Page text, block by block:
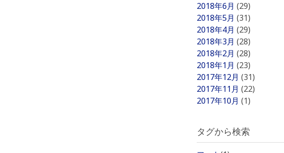
2018年6月 (29)
2018年5月 (31)
2018年4月 (29)
2018年3月 (28)
2018年2月 (28)
2018年1月 (23)
2017年12月 (31)
2017年11月 (22)
2017年10月 (1)
タグから検索